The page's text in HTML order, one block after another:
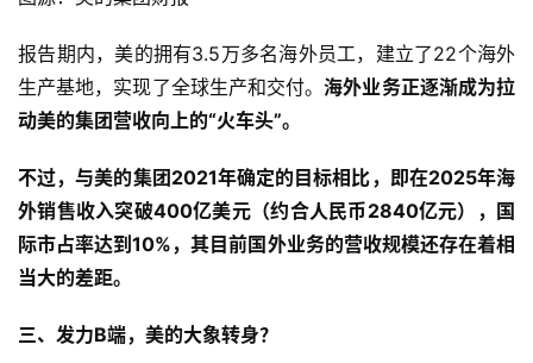
报告期内，美的拥有3.5万多名海外员工，建立了22个海外
生产基地，实现了全球生产和交付。海外业务正逐渐成为拉
动美的集团营收向上的“火车头”。
不过，与美的集团2021年确定的目标相比，即在2025年海
外销售收入突破400亿美元（约合人民币2840亿元），国
际市占率达到10%，其目前国外业务的营收规模还存在着相
当大的差距。
三、发力B端，美的大象转身？